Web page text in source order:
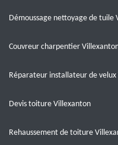
Démoussage nettoyage de tuile
Couvreur charpentier
Réparateur installateur de
Devis toiture Villexanton
Rehaussement de toiture